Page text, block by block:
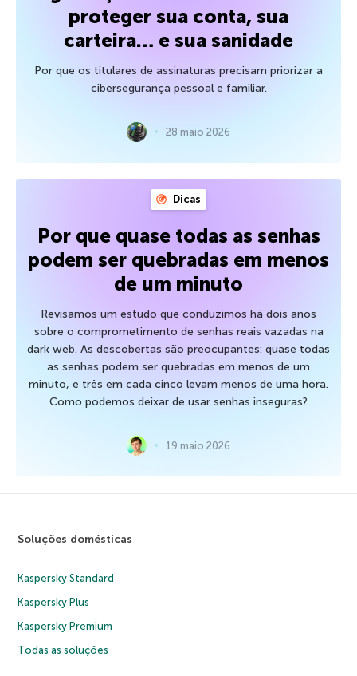
proteger sua conta, sua
carteira… e sua sanidade
Por que os titulares de assinaturas precisam priorizar a
cibersegurança pessoal e familiar.
28 maio 2026
Dicas
Por que quase todas as senhas
podem ser quebradas em menos
de um minuto
Revisamos um estudo que conduzimos há dois anos
sobre o comprometimento de senhas reais vazadas na
dark web. As descobertas são preocupantes: quase todas
as senhas podem ser quebradas em menos de um
minuto, e três em cada cinco levam menos de uma hora.
Como podemos deixar de usar senhas inseguras?
19 maio 2026
Soluções domésticas
Kaspersky Standard
Kaspersky Plus
Kaspersky Premium
Todas as soluções